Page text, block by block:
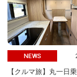
NEWS
【クルマ旅】丸一日